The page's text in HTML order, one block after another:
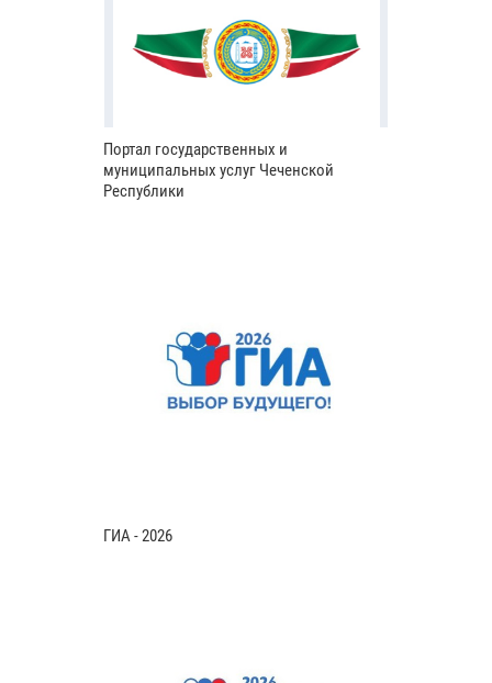
Портал государственных и
муниципальных услуг Чеченской
Республики
ГИА - 2026